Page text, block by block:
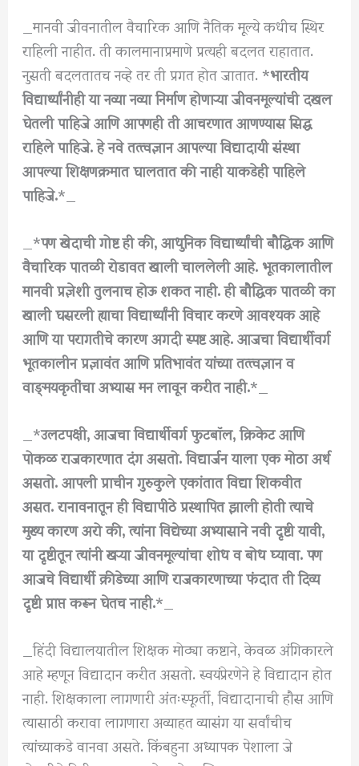
_मानवी जीवनातील वैचारिक आणि नैतिक मूल्ये कधीच स्थिर
राहिली नाहीत. ती कालमानाप्रमाणे प्रत्यही बदलत राहातात.
नुसती बदलतातच नव्हे तर ती प्रगत होत जातात. *भारतीय
विद्यार्थ्यांनीही या नव्या नव्या निर्माण होणाऱ्या जीवनमूल्यांची दखल
घेतली पाहिजे आणि आपणही ती आचरणात आणण्यास सिद्ध
राहिले पाहिजे. हे नवे तत्त्वज्ञान आपल्या विद्यादायी संस्था
आपल्या शिक्षणक्रमात घालतात की नाही याकडेही पाहिले
पाहिजे.*_
_*पण खेदाची गोष्ट ही की, आधुनिक विद्यार्थ्यांची बौद्धिक आणि
वैचारिक पातळी रोडावत खाली चाललेली आहे. भूतकालातील
मानवी प्रज्ञेशी तुलनाच होऊ शकत नाही. ही बौद्धिक पातळी का
खाली घसरली ह्याचा विद्यार्थ्यांनी विचार करणे आवश्यक आहे
आणि या परागतीचे कारण अगदी स्पष्ट आहे. आजचा विद्यार्थीवर्ग
भूतकालीन प्रज्ञावंत आणि प्रतिभावंत यांच्या तत्त्वज्ञान व
वाङ्‌मयकृतींचा अभ्यास मन लावून करीत नाही.*_
_*उलटपक्षी, आजचा विद्यार्थीवर्ग फुटबॉल, क्रिकेट आणि
पोकळ राजकारणात दंग असतो. विद्यार्जन याला एक मोठा अर्थ
असतो. आपली प्राचीन गुरुकुले एकांतात विद्या शिकवीत
असत. रानावनातून ही विद्यापीठे प्रस्थापित झाली होती त्याचे
मुख्य कारण अरो की, त्यांना विद्येच्या अभ्यासाने नवी दृष्टी यावी,
या दृष्टीतून त्यांनी खऱ्या जीवनमूल्यांचा शोध व बोध घ्यावा. पण
आजचे विद्यार्थी क्रीडेच्या आणि राजकारणाच्या फंदात ती दिव्य
दृष्टी प्राप्त करून घेतच नाही.*_
_हिंदी विद्यालयातील शिक्षक मोठ्या कष्टाने, केवळ अंगिकारले
आहे म्हणून विद्यादान करीत असतो. स्वयंप्रेरणेने हे विद्यादान होत
नाही. शिक्षकाला लागणारी अंतःस्फूर्ती, विद्यादानाची हौस आणि
त्यासाठी करावा लागणारा अव्याहत व्यासंग या सर्वांचीच
त्यांच्याकडे वानवा असते. किंबहुना अध्यापक पेशाला जे